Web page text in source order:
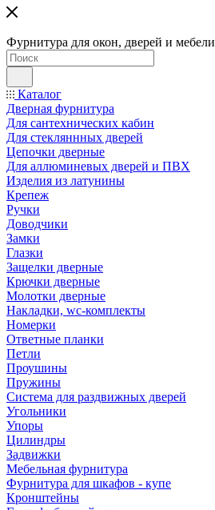
Фурнитура для окон, дверей и мебели
Каталог
Дверная фурнитура
Для сантехнических кабин
Для стекляннных дверей
Цепочки дверные
Для аллюминевых дверей и ПВХ
Изделия из латунины
Крепеж
Ручки
Доводчики
Замки
Глазки
Защелки дверные
Крючки дверные
Молотки дверные
Накладки, wc-комплекты
Номерки
Ответные планки
Петли
Проушины
Пружины
Система для раздвижных дверей
Угольники
Упоры
Цилиндры
Задвижки
Мебельная фурнитура
Фурнитура для шкафов - купе
Кронштейны